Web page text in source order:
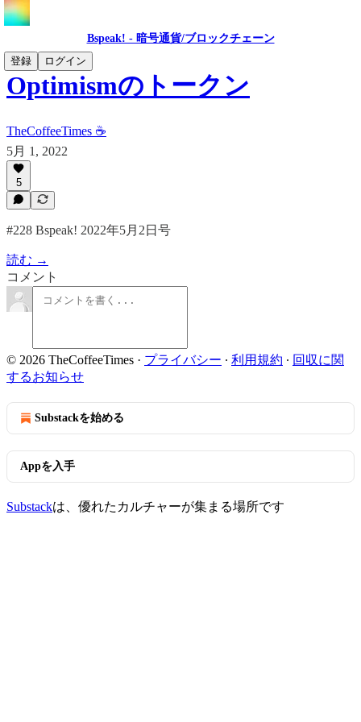
Bspeak! - 暗号通貨/ブロックチェーン
登録
ログイン
Optimismのトークン
TheCoffeeTimes ☕
5月 1, 2022
5
#228 Bspeak! 2022年5月2日号
読む →
コメント
© 2026 TheCoffeeTimes · プライバシー ∙ 利用規約 ∙ 回収に関
するお知らせ
Substackを始める
Appを入手
Substackは、優れたカルチャーが集まる場所です